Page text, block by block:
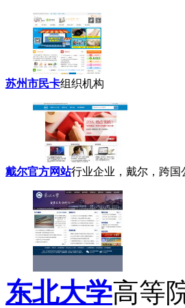
苏州市民卡组织机构
戴尔官方网站行业企业，戴尔，跨
东北大学高等